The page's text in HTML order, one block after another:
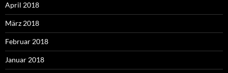
April 2018
März 2018
Februar 2018
Januar 2018